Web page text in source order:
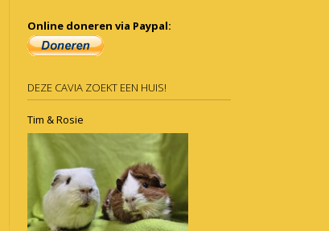
Online doneren via Paypal:
DEZE CAVIA ZOEKT EEN HUIS!
Tim & Rosie